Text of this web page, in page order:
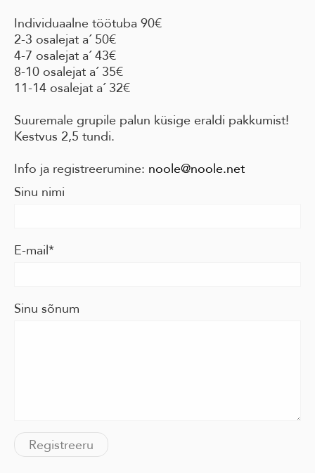
Individuaalne töötuba 90€
2-3 osalejat a´ 50€
4-7 osalejat a´ 43€
8-10 osalejat a´ 35€
11-14 osalejat a´ 32€
Suuremale grupile palun küsige eraldi pakkumist!
Kestvus 2,5 tundi.
Info ja registreerumine: noole@noole.net
Sinu nimi
E-mail
Sinu sõnum